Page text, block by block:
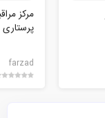
مرکز
پرستاری
farzad